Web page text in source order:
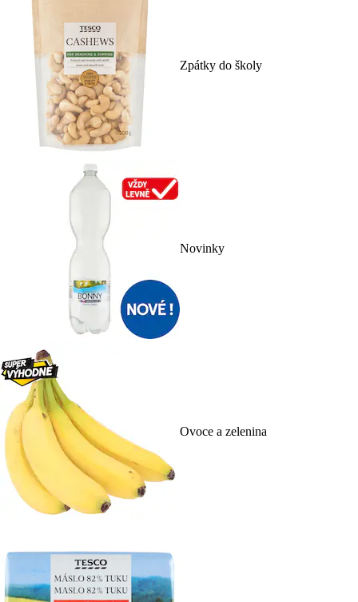
Zpátky do školy
Novinky
Ovoce a zelenina